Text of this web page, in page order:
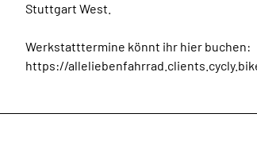
Stuttgart West.
Werkstatttermine könnt ihr hier buchen:
https://